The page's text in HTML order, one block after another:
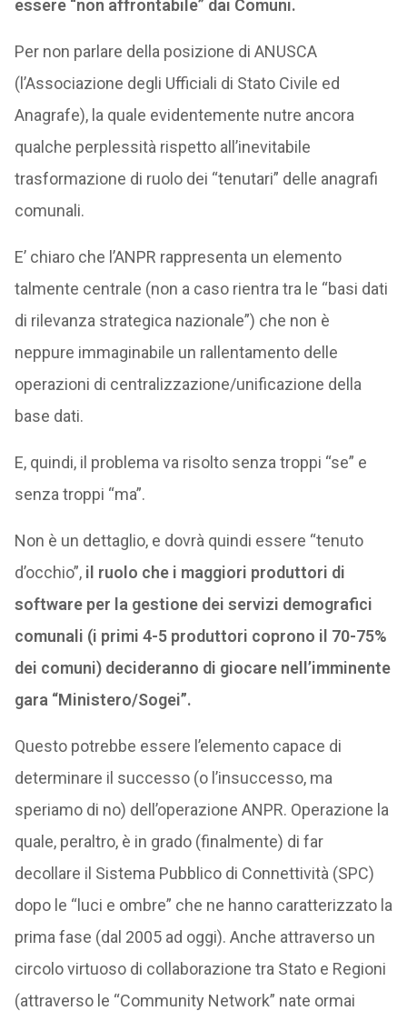
essere “non affrontabile” dai Comuni.
Per non parlare della posizione di ANUSCA
(l’Associazione degli Ufficiali di Stato Civile ed
Anagrafe), la quale evidentemente nutre ancora
qualche perplessità rispetto all’inevitabile
trasformazione di ruolo dei “tenutari” delle anagrafi
comunali.
E’ chiaro che l’ANPR rappresenta un elemento
talmente centrale (non a caso rientra tra le “basi dati
di rilevanza strategica nazionale”) che non è
neppure immaginabile un rallentamento delle
operazioni di centralizzazione/unificazione della
base dati.
E, quindi, il problema va risolto senza troppi “se” e
senza troppi “ma”.
Non è un dettaglio, e dovrà quindi essere “tenuto
d’occhio”, il ruolo che i maggiori produttori di
software per la gestione dei servizi demografici
comunali (i primi 4-5 produttori coprono il 70-75%
dei comuni) decideranno di giocare nell’imminente
gara “Ministero/Sogei”.
Questo potrebbe essere l’elemento capace di
determinare il successo (o l’insuccesso, ma
speriamo di no) dell’operazione ANPR. Operazione la
quale, peraltro, è in grado (finalmente) di far
decollare il Sistema Pubblico di Connettività (SPC)
dopo le “luci e ombre” che ne hanno caratterizzato la
prima fase (dal 2005 ad oggi). Anche attraverso un
circolo virtuoso di collaborazione tra Stato e Regioni
(attraverso le “Community Network” nate ormai